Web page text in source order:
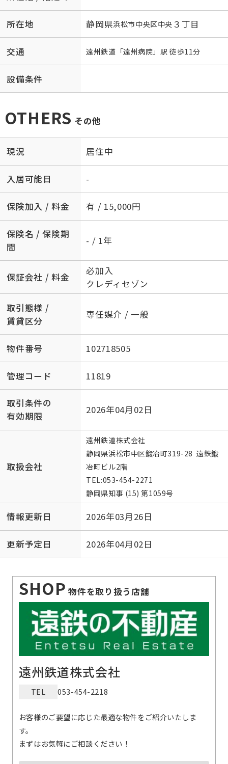
所在地 静岡県浜松市中央区中央 ３丁目
交通 遠州鉄道 「遠州病院 」駅 徒歩11分
設備条件
OTHERS その他
現況 居住中
入居可能日 -
保険加入 / 料金 有 / 15,000円
保険名 / 保険期
間
- / 1年
保証会社 / 料金
必加入
クレディセゾン
取引態様 /
賃貸区分
専任媒介 / 一般
物件番号 102718505
管理コード 11819
取引条件の
有効期限
2026年04月02日
取扱会社
遠州鉄道株式会社
静岡県浜松市中区鍛冶町319-28 遠鉄鍛
冶町ビル2階
TEL:053-454-2271
静岡県知事 (15) 第1059号
情報更新日 2026年03月26日
更新予定日 2026年04月02日
SHOP 物件を取り扱う店舗
遠州鉄道株式会社
TEL 053-454-2218
お客様のご要望に応じた最適な物件をご紹介いたしま
す。
まずはお気軽にご相談ください！